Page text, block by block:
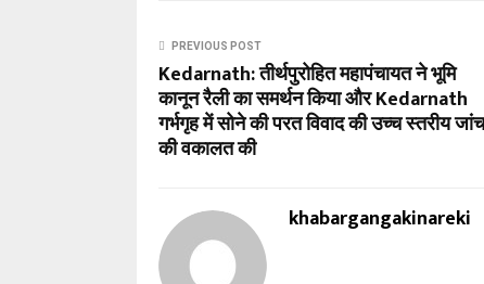
PREVIOUS POST
Kedarnath: तीर्थपुरोहित महापंचायत ने भूमि
कानून रैली का समर्थन किया और Kedarnath
गर्भगृह में सोने की परत विवाद की उच्च स्तरीय जांच
की वकालत की
khabargangakinareki